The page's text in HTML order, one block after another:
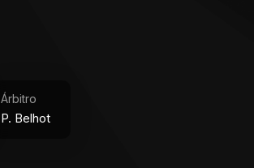
Árbitro
P. Belhot